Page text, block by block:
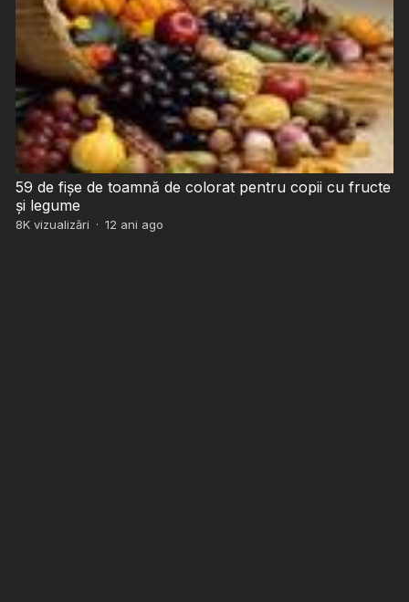
59 de fișe de toamnă de colorat pentru copii cu fructe
și legume
8Kvizualizări · 12 ani ago